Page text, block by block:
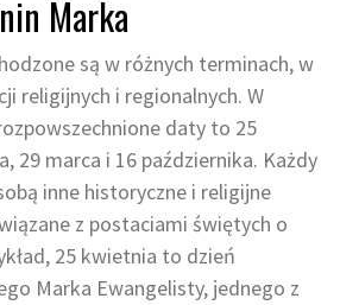
Marka
są w różnych terminach, w
religijnych i regionalnych. W
daty to 25
29 marca i 16 października. Każdy
inne historyczne i religijne
z postaciami świętych o
25 kwietnia to dzień
Marka Ewangelisty, jednego z